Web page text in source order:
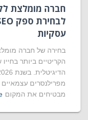
חברה מומלצת
עסקיות
בחירה של חברה
הקריטיים ביותר
מפרילנסרים עצמאיים
מבטיחים את המקום